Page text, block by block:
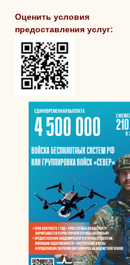
Оценить условия
предоставления услуг: